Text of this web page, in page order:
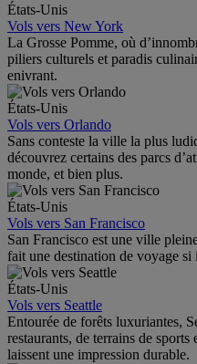
États-Unis
Vols vers New York
La Grosse Pomme, où
piliers culturels et paradis
enivrant.
États-Unis
Vols vers Orlando
Sans conteste la ville la plus
découvrez certains des parcs
monde, et bien plus.
États-Unis
Vols vers San Francisco
San Francisco est une ville
fait une destination de voyage si
États-Unis
Vols vers Seattle
Entourée de forêts luxuriantes,
restaurants, de terrains de
laissent une impression durable.